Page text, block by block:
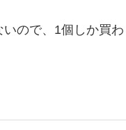
ので、1個しか買わ